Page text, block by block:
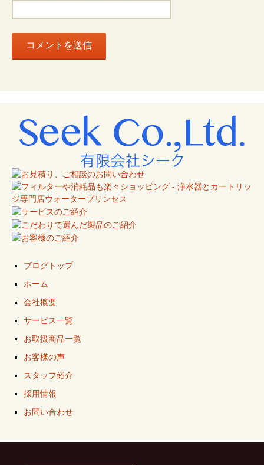
ブログトップ
ホーム
会社概要
サービス一覧
お取扱商品一覧
お客様の声
スタッフ紹介
採用情報
お問い合わせ